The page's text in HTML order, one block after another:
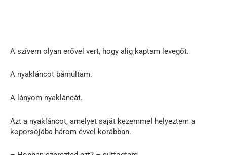
A szívem olyan erővel vert, hogy alig kaptam levegőt.
A nyakláncot bámultam.
A lányom nyakláncát.
Azt a nyakláncot, amelyet saját kezemmel helyeztem a
koporsójába három évvel korábban.